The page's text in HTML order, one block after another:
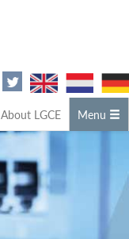
About LGCE Menu